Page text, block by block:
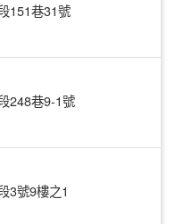
151巷31號
248巷9-1號
3號9樓之1